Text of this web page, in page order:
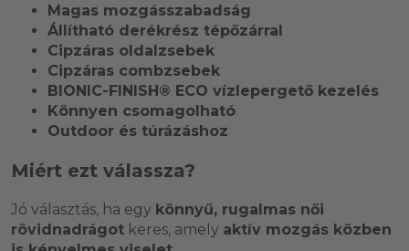
Magas mozgásszabadság
Állítható derékrész tépőzárral
Cipzáras oldalzsebek
Cipzáras combzsebek
BIONIC-FINISH® ECO vízlepergető kezelés
Könnyen csomagolható
Outdoor és túrázáshoz
Miért ezt válassza?
Jó választás, ha egy könnyű, rugalmas női
rövidnadrágot keres, amely aktív mozgás közben